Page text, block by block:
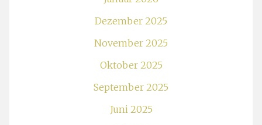
Dezember 2025
November 2025
Oktober 2025
September 2025
Juni 2025